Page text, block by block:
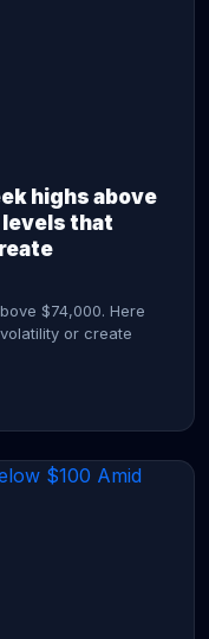
highs above
levels that
$74,000. Here
or create